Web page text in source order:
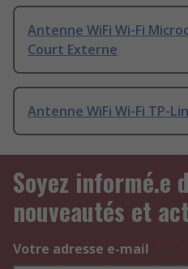
Antenne WiFi Wi-Fi
Court Externe
Antenne WiFi Wi-Fi TP-
Soyez informé.e
nouveautés et
Votre adresse e-mail